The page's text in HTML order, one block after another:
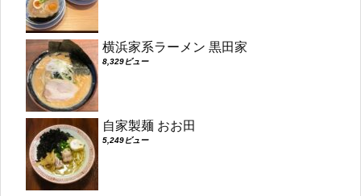
横浜家系ラーメン 黒田家
8,329ビュー
自家製麺 おお田
5,249ビュー